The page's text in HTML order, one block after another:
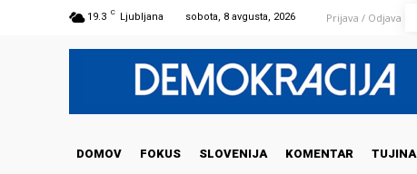
19.3 C Ljubljana sobota, 8 avgusta, 2026 Prijava / Odjava
DOMOV FOKUS SLOVENIJA KOMENTAR TUJINA